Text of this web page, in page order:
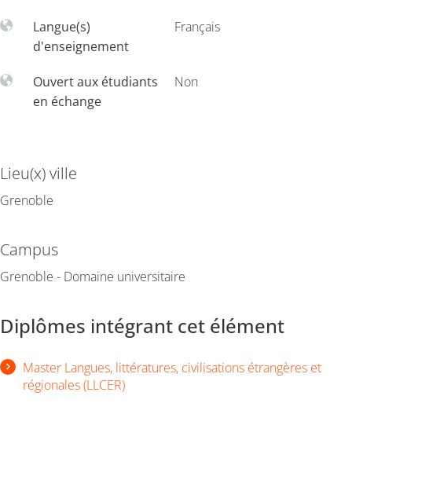
Langue(s)
d'enseignement
Français
Ouvert aux étudiants
en échange
Non
Lieu(x) ville
Grenoble
Campus
Grenoble - Domaine universitaire
Diplômes intégrant cet élément
Master Langues, littératures, civilisations étrangères et
régionales (LLCER)